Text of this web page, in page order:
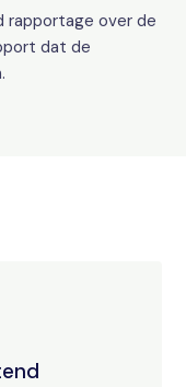
rapportage over de
dat de